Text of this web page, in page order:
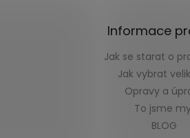
Informace
Jak se starat o
Jak vybrat
Opravy a
To jsme
BLOG